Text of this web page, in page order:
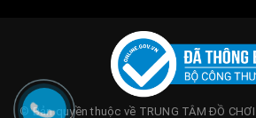
© Bản quyền thuộc về TRUNG TÂM ĐỒ